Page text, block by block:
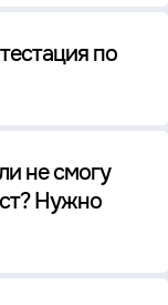
по
не смогу
Нужно